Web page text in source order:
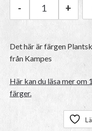
Kampes 1-
- +
Det här är färgen
från Kampes
Här kan du läsa mer
färger.